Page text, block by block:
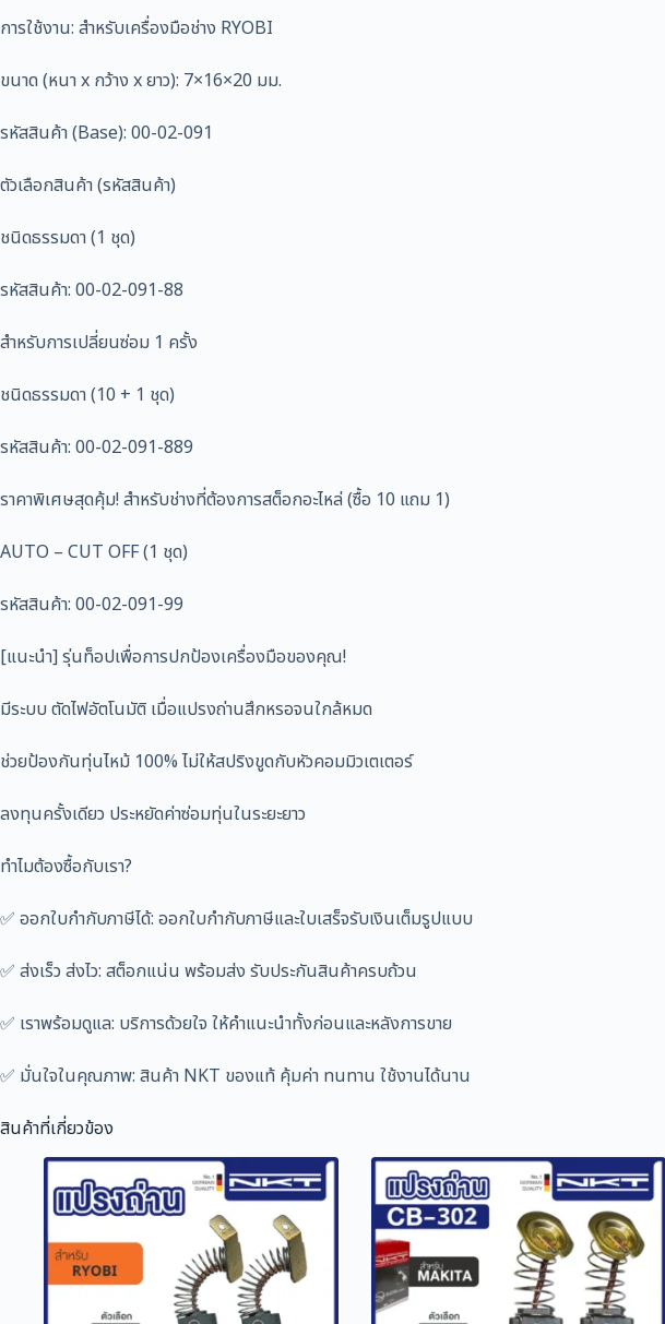
การใช้งาน: สำหรับเครื่องมือช่าง RYOBI
ขนาด (หนา x กว้าง x ยาว): 7×16×20 มม.
รหัสสินค้า (Base): 00-02-091
ตัวเลือกสินค้า (รหัสสินค้า)
ชนิดธรรมดา (1 ชุด)
รหัสสินค้า: 00-02-091-88
สำหรับการเปลี่ยนซ่อม 1 ครั้ง
ชนิดธรรมดา (10 + 1 ชุด)
รหัสสินค้า: 00-02-091-889
ราคาพิเศษสุดคุ้ม! สำหรับช่างที่ต้องการสต็อกอะไหล่ (ซื้อ 10 แถม 1)
AUTO – CUT OFF (1 ชุด)
รหัสสินค้า: 00-02-091-99
[แนะนำ] รุ่นท็อปเพื่อการปกป้องเครื่องมือของคุณ!
มีระบบ ตัดไฟอัตโนมัติ เมื่อแปรงถ่านสึกหรอจนใกล้หมด
ช่วยป้องกันทุ่นไหม้ 100% ไม่ให้สปริงขูดกับหัวคอมมิวเตเตอร์
ลงทุนครั้งเดียว ประหยัดค่าซ่อมทุ่นในระยะยาว
ทำไมต้องซื้อกับเรา?
✅ ออกใบกำกับภาษีได้: ออกใบกำกับภาษีและใบเสร็จรับเงินเต็มรูปแบบ
✅ ส่งเร็ว ส่งไว: สต็อกแน่น พร้อมส่ง รับประกันสินค้าครบถ้วน
✅ เราพร้อมดูแล: บริการด้วยใจ ให้คำแนะนำทั้งก่อนและหลังการขาย
✅ มั่นใจในคุณภาพ: สินค้า NKT ของแท้ คุ้มค่า ทนทาน ใช้งานได้นาน
สินค้าที่เกี่ยวข้อง